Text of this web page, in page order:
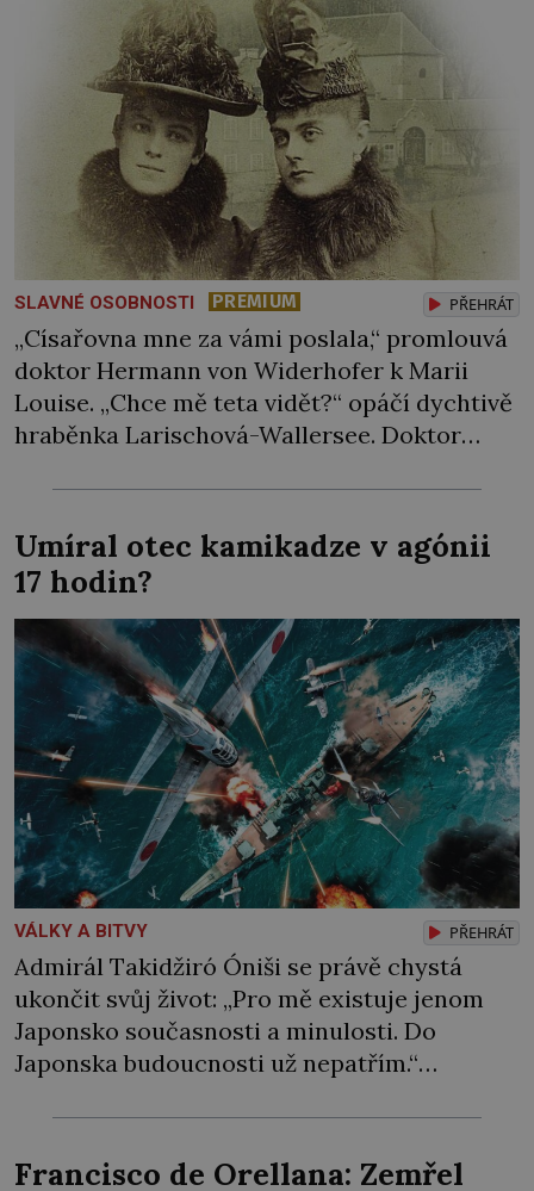
SLAVNÉ OSOBNOSTI PREMIUM PŘEHRÁT
„Císařovna mne za vámi poslala,“ promlouvá
doktor Hermann von Widerhofer k Marii
Louise. „Chce mě teta vidět?“ opáčí dychtivě
hraběnka Larischová-Wallersee. Doktor
co víte o té nešťastné věci.“ Marie Louisa
zklamaně vzdychne. „Věřte mi, že o tom
nevím nic. Řekněte mi, co se stalo,“ naléhá
hraběnka Marie […]
Umíral otec kamikadze v agónii
17 hodin?
VÁLKY A BITVY PŘEHRÁT
Admirál Takidžiró Óniši se právě chystá
ukončit svůj život: „Pro mě existuje jenom
Japonsko současnosti a minulosti. Do
Japonska budoucnosti už nepatřím.“
sebevraždu jeho nejlepší přítel, profesor
Kazuo Jacugi. Marně. Útěcha, že plnil svoji
Francisco de Orellana: Zemřel